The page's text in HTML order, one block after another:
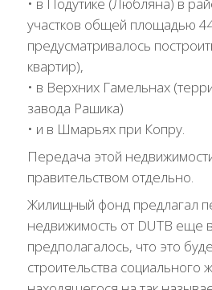
участков общей площадью
предусматривалось
квартир),
• в Верхних Гамельнах
завода Рашика)
• и в Шмарьях при Копру.
Передача этой
правительством отдельно.
Жилищный фонд предлагал
недвижимость от DUTB еще
предполагалось, что это
строительства социального